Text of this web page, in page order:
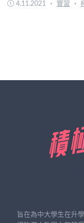
4.11.2021 ・ 實習 ・
旨在為中大學生在升